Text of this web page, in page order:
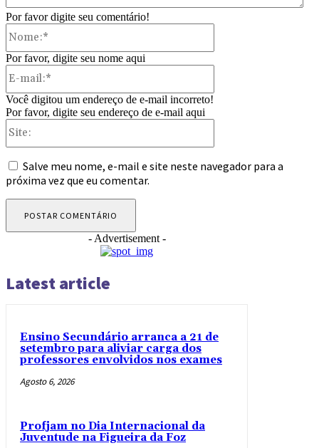
Por favor digite seu comentário!
Por favor, digite seu nome aqui
Você digitou um endereço de e-mail incorreto!
Por favor, digite seu endereço de e-mail aqui
Salve meu nome, e-mail e site neste navegador para a
próxima vez que eu comentar.
- Advertisement -
Latest article
Ensino Secundário arranca a 21 de
setembro para aliviar carga dos
professores envolvidos nos exames
Agosto 6, 2026
Profjam no Dia Internacional da
Juventude na Figueira da Foz